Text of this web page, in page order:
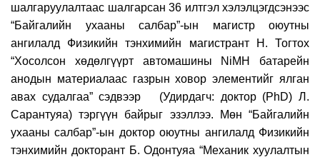
шалгаруулалтаас шалгарсан 36 илтгэл хэлэлцэгдсэнээс
“Байгалийн ухааны салбар”-ын магистр оюутны
ангилалд Физикийн тэнхимийн магистрант Н. Тогтох
“Хосолсон хөдөлгүүрт автомашины NiMH батарейн
анодын материалаас газрын ховор элементийг ялган
авах судалгаа” сэдвээр (Удирдагч: доктор (PhD) Л.
Сарантуяа) тэргүүн байрыг эзэллээ. Мөн “Байгалийн
ухааны салбар”-ын доктор оюутны ангилалд Физикийн
тэнхимийн докторант Б. Одонтуяа “Механик хуулалтын